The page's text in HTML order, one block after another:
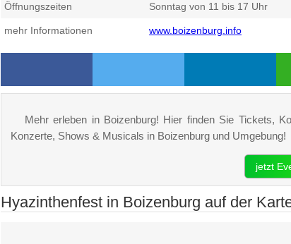
Öffnungszeiten Sonntag von 11 bis 17 Uhr
mehr Informationen www.boizenburg.info
Mehr erleben in Boizenburg! Hier finden Sie Tickets,
Konzerte, Shows & Musicals in Boizenburg und Umgebung!
jetzt
Hyazinthenfest in Boizenburg auf der